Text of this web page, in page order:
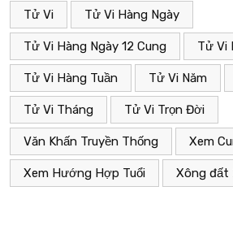
Tử Vi Tử Vi Hàng Ngày
Tử Vi Hàng Ngày 12 Cung Tử Vi
Tử Vi Hàng Tuần Tử Vi Năm
Tử Vi Tháng Tử Vi Trọn Đời
Văn Khấn Truyền Thống Xem
Xem Hướng Hợp Tuổi Xông đất